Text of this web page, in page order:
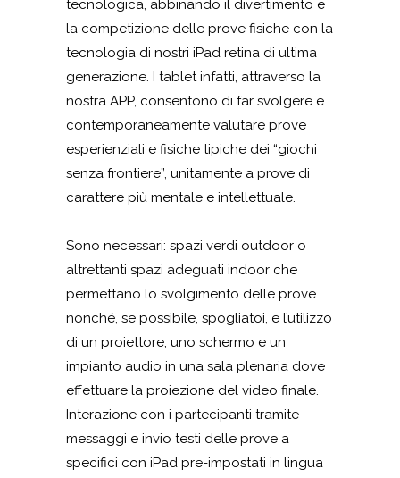
tecnologica, abbinando il divertimento e
la competizione delle prove fisiche con la
tecnologia di nostri iPad retina di ultima
generazione. I tablet infatti, attraverso la
nostra APP, consentono di far svolgere e
contemporaneamente valutare prove
esperienziali e fisiche tipiche dei “giochi
senza frontiere”, unitamente a prove di
carattere più mentale e intellettuale.
Sono necessari: spazi verdi outdoor o
altrettanti spazi adeguati indoor che
permettano lo svolgimento delle prove
nonché, se possibile, spogliatoi, e l’utilizzo
di un proiettore, uno schermo e un
impianto audio in una sala plenaria dove
effettuare la proiezione del video finale.
Interazione con i partecipanti tramite
messaggi e invio testi delle prove a
specifici con iPad pre-impostati in lingua